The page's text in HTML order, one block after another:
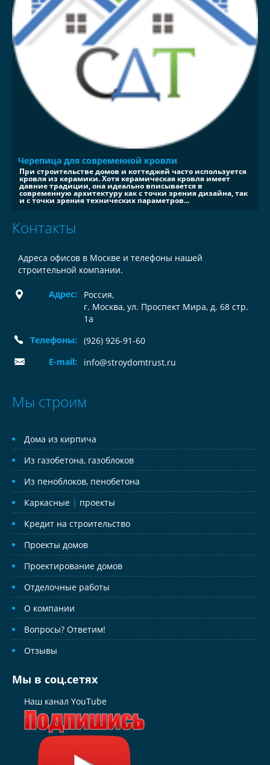
Черепица для современной кровли
При строительстве домов и коттеджей часто используется
кровля из керамики. Хотя керамическая кровля имеет
давние традиции, она идеально вписывается в
современную архитектуру как с точки зрения дизайна, так
и с точки зрения технических параметров...
Контакты
Адреса офисов в Москве и телефоны нашей
строительной компании.
Адрес: Россия,
г. Москва, ул. Проспект Мира, д. 68 стр.
1а
Телефоны:
(926) 926-91-60
E-mail:
info@stroydomtrust.ru
Мы строим
Дома из кирпича
Из газобетона, газоблоков
Из пеноблоков, пенобетона
Каркасные | проекты
Кредит на строительство
Проекты домов
Проектирование домов
Отделочные работы
О компании
Вопросы? Ответим!
Отзывы
Мы в соц.сетях
Наш канал YouTube